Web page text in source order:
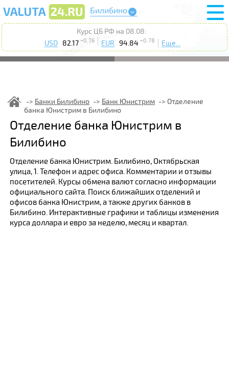
Билибино
Курс ЦБ РФ на 08.08:
USD
82.17 +0.76 EUR 94.84 +0.78 Еще...
Банки Билибино Банк Юнистрим
Отделение
банка Юнистрим в Билибино
Отделение банка Юнистрим в
Билибино
Отделение банка Юнистрим. Билибино, Октябрьская
улица, 1. Телефон и адрес офиса. Комментарии и отзывы
посетителей. Курсы обмена валют согласно информации
официального сайта. Поиск ближайших отделений и
офисов банка Юнистрим, а также других банков в
Билибино. Интерактивные графики и таблицы изменения
курса доллара и евро за неделю, месяц и квартал.